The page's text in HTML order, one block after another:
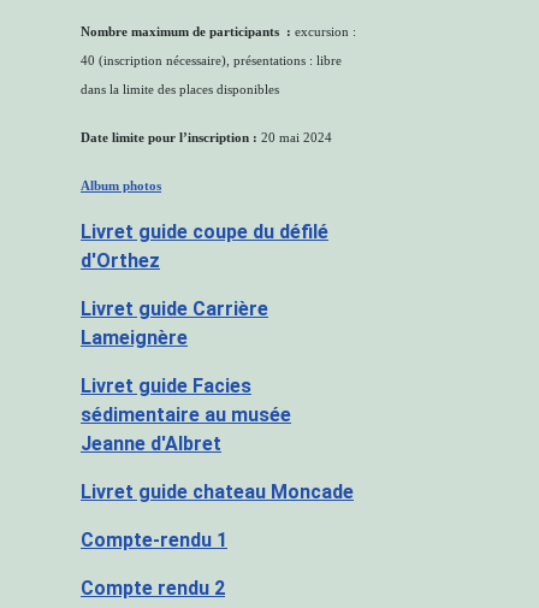
Nombre maximum de participants : excursion :
40 (inscription nécessaire), présentations : libre
dans la limite des places disponibles
Date limite pour l’inscription : 20 mai 2024
Album photos
Livret guide coupe du défilé
d'Orthez
Livret guide Carrière
Lameignère
Livret guide Facies
sédimentaire au musée
Jeanne d'Albret
Livret guide chateau Moncade
Compte-rendu 1
Compte rendu 2